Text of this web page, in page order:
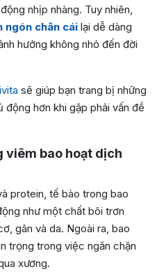
nhịp nhàng. Tuy nhiên,
ngón chân cái lại dễ dàng
hưởng không nhỏ đến đời
sẽ giúp bạn trang bị những
hơn khi gặp phải vấn đề
viêm bao hoạt dịch
protein, tế bào trong bao
như một chất bôi trơn
gân và da. Ngoài ra, bao
trọng trong việc ngăn chặn
xương.